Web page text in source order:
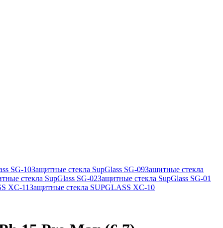
SG-10Защитные стекла SupGlass SG-09Защитные стекла
стекла SupGlass SG-02Защитные стекла SupGlass SG-01
XC-11Защитные стекла SUPGLASS XC-10